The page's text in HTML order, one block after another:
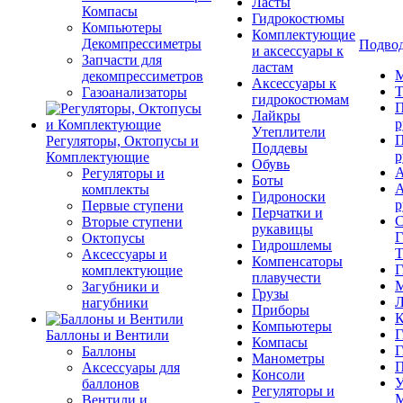
Компасы
Компьютеры
Декомпрессиметры
Запчасти для
декомпрессиметров
Газоанализаторы
Регуляторы, Октопусы и
Комплектующие
Регуляторы и
комплекты
Первые ступени
Вторые ступени
Октопусы
Аксессуары и
комплектующие
Загубники и
нагубники
Баллоны и Вентили
Баллоны
Аксессуары для
баллонов
Вентили и
Гидрокостюмы
Комплектующие
и аксессуары к
ластам
Аксессуары к
гидрокостюмам
Лайкры
Утеплители
Поддевы
Обувь
Боты
Гидроноски
Перчатки и
рукавицы
Гидрошлемы
Компенсаторы
плавучести
Грузы
Приборы
Компьютеры
Компасы
Манометры
Консоли
Регуляторы и